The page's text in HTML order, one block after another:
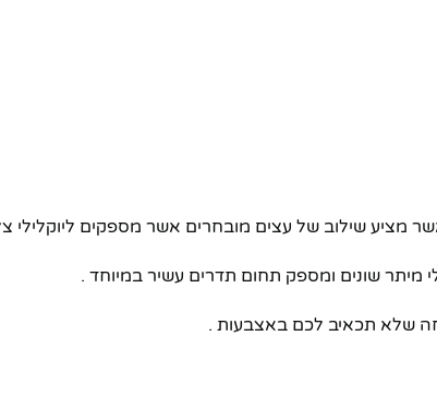
מיתר שונים ומספק תחום תדרים עשיר במיוחד .